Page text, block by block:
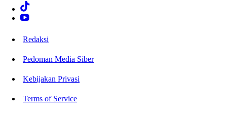
Redaksi
Pedoman Media Siber
Kebijakan Privasi
Terms of Service